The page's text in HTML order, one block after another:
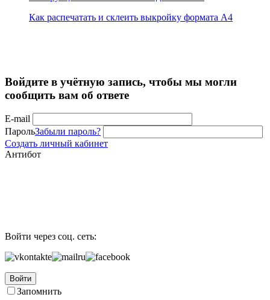
Как распечатать и склеить выкройку формата А4
Войдите в учётную запись, чтобы мы могли
сообщить вам об ответе
E-mail
ПарольЗабыли пароль?
Создать личный кабинет
Антибот
Войти через соц. сеть:
Войти
Запомнить